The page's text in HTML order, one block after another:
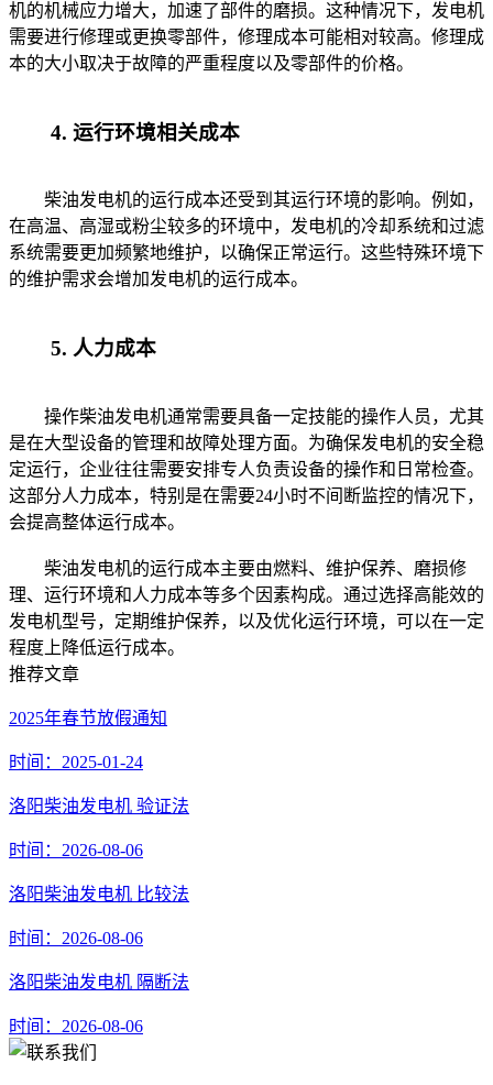
机的机械应力增大，加速了部件的磨损。这种情况下，发电机
需要进行修理或更换零部件，修理成本可能相对较高。修理成
本的大小取决于故障的严重程度以及零部件的价格。
4. 运行环境相关成本
柴油发电机的运行成本还受到其运行环境的影响。例如，
在高温、高湿或粉尘较多的环境中，发电机的冷却系统和过滤
系统需要更加频繁地维护，以确保正常运行。这些特殊环境下
的维护需求会增加发电机的运行成本。
5. 人力成本
操作柴油发电机通常需要具备一定技能的操作人员，尤其
是在大型设备的管理和故障处理方面。为确保发电机的安全稳
定运行，企业往往需要安排专人负责设备的操作和日常检查。
这部分人力成本，特别是在需要24小时不间断监控的情况下，
会提高整体运行成本。
柴油发电机的运行成本主要由燃料、维护保养、磨损修
理、运行环境和人力成本等多个因素构成。通过选择高能效的
发电机型号，定期维护保养，以及优化运行环境，可以在一定
程度上降低运行成本。
推荐文章
2025年春节放假通知
时间：2025-01-24
洛阳柴油发电机 验证法
时间：2026-08-06
洛阳柴油发电机 比较法
时间：2026-08-06
洛阳柴油发电机 隔断法
时间：2026-08-06